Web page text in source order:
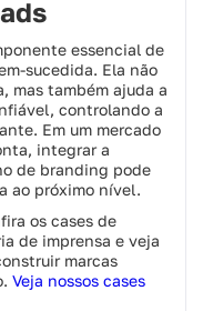
essencial de
sucedida. Ela não
mas também ajuda a
controlando a
Em um mercado
integrar a
de branding pode
ao próximo nível.
os cases de
de imprensa e veja
marcas
Veja nossos cases